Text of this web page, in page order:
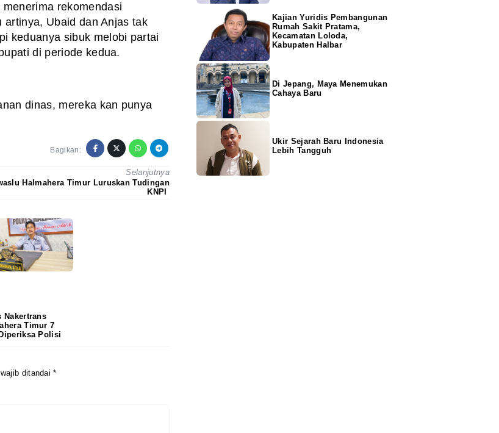
rekomendasi
Ubaid dan Anjas tak
keduanya sibuk melobi partai
di periode kedua.
dinas, mereka kan punya
Bagikan:
Selanjutnya
Halmahera Timur Luruskan Tudingan
KNPI
Nakertrans
Timur 7
Polisi
ditandai*
Kajian Yuridis Pembangunan
Rumah Sakit Pratama,
Kecamatan Loloda,
Kabupaten Halbar
Di Jepang, Maya Menemukan
Cahaya Baru
Ukir Sejarah Baru Indonesia
Lebih Tangguh